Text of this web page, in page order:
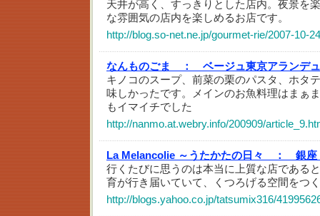
天井が高く、すっきりとした店内。夜景を
な雰囲気の店内を楽しめるお店です。
http://blog.so-net.ne.jp/gourmet-rie/2007-10-24
なんものごま ：
ベージュ東京アランデ
キノコのスープ、前菜の栗のパスタ、ホタ
味しかったです。メインのお魚料理はまぁ
もイマイチでした
http://nanmo.at.webry.info/200909/
La Melancolie ～うたかたの日々 ：
銀座
行くたびに思うのは本当に上質な店である
育が行き届いていて、くつろげる空間をつ
http://blogs.yahoo.co.jp/tatsumix316/